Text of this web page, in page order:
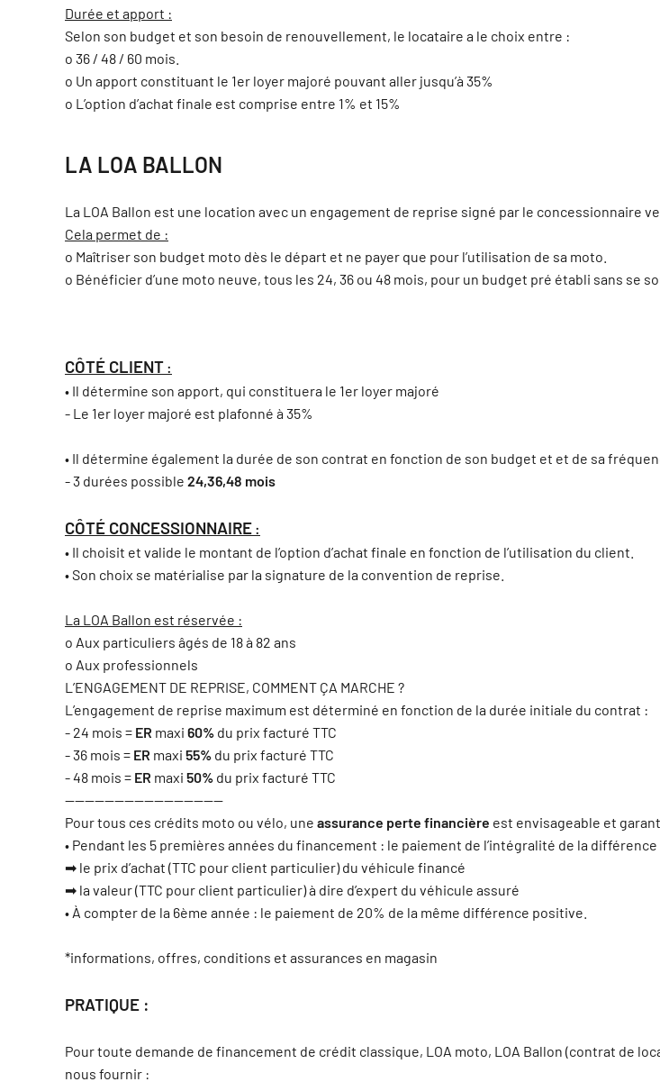
Durée et apport :
Selon son budget et son besoin de renouvellement, le locataire a le choix entre :
o 36 / 48 / 60 mois.
o Un apport constituant le 1er loyer majoré pouvant aller jusqu’à 35%
o L’option d’achat finale est comprise entre 1% et 15%
LA LOA BALLON
La LOA Ballon est une location avec un engagement de reprise signé par le concessionnaire
Cela permet de :
o Maîtriser son budget moto dès le départ et ne payer que pour l’utilisation de sa moto.
o Bénéficier d’une moto neuve, tous les 24, 36 ou 48 mois, pour un budget pré établi sans se
CÔTÉ CLIENT :
• Il détermine son apport, qui constituera le 1er loyer majoré
- Le 1er loyer majoré est plafonné à 35%
• Il détermine également la durée de son contrat en fonction de son budget et et de sa
- 3 durées possible 24,36,48 mois
CÔTÉ CONCESSIONNAIRE :
• Il choisit et valide le montant de l’option d’achat finale en fonction de l’utilisation du client.
• Son choix se matérialise par la signature de la convention de reprise.
La LOA Ballon est réservée :
o Aux particuliers âgés de 18 à 82 ans
o Aux professionnels
L’ENGAGEMENT DE REPRISE, COMMENT ÇA MARCHE ?
L’engagement de reprise maximum est déterminé en fonction de la durée initiale du contrat :
- 24 mois = ER maxi 60% du prix facturé TTC
- 36 mois = ER maxi 55% du prix facturé TTC
- 48 mois = ER maxi 50% du prix facturé TTC
————————————————
Pour tous ces crédits moto ou vélo, une assurance perte financière est envisageable et
• Pendant les 5 premières années du financement : le paiement de l’intégralité de la
➡ le prix d’achat (TTC pour client particulier) du véhicule financé
➡ la valeur (TTC pour client particulier) à dire d’expert du véhicule assuré
• À compter de la 6ème année : le paiement de 20% de la même différence positive.
*informations, offres, conditions et assurances en magasin
PRATIQUE :
Pour toute demande de financement de crédit classique, LOA moto, LOA Ballon (contrat de
nous fournir :